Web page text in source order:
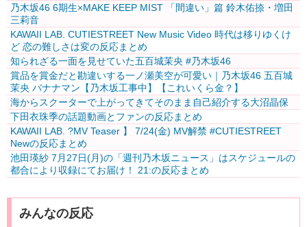
乃木坂46 6期生×MAKE KEEP MIST 「間違い」篇 鈴木佑捺・増田
三莉音
KAWAII LAB. CUTIESTREET New Music Video 時代は移りゆくけ
ど 恋の難しさは変の反応まとめ
知られざる一面を見せていた五百城茉央 #乃木坂46
賞品を賞金だと勘違いする一ノ瀬美空が可愛い｜乃木坂46 五百城
茉央 バナナマン【乃木坂工事中】【これいくら金？】
海からスクーターで上がってきてそのまま自己紹介する大沼晶保
下田衣珠季の話題動画とファンの反応まとめ
KAWAII LAB. ?MV Teaser️‍ 】 7/24(金) MV解禁 #CUTIESTREET
Newの反応まとめ
池田瑛紗 7月27日(月)の「週刊乃木坂ニュース」はスケジュールの
都合により収録にてお届け！ 21:の反応まとめ
みんなの反応